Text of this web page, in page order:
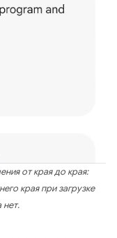
от края до края:
края при загрузке